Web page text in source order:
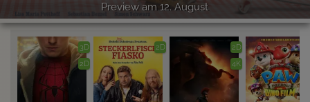
Preview am 12. August
3D
2D
2D
2D
4K